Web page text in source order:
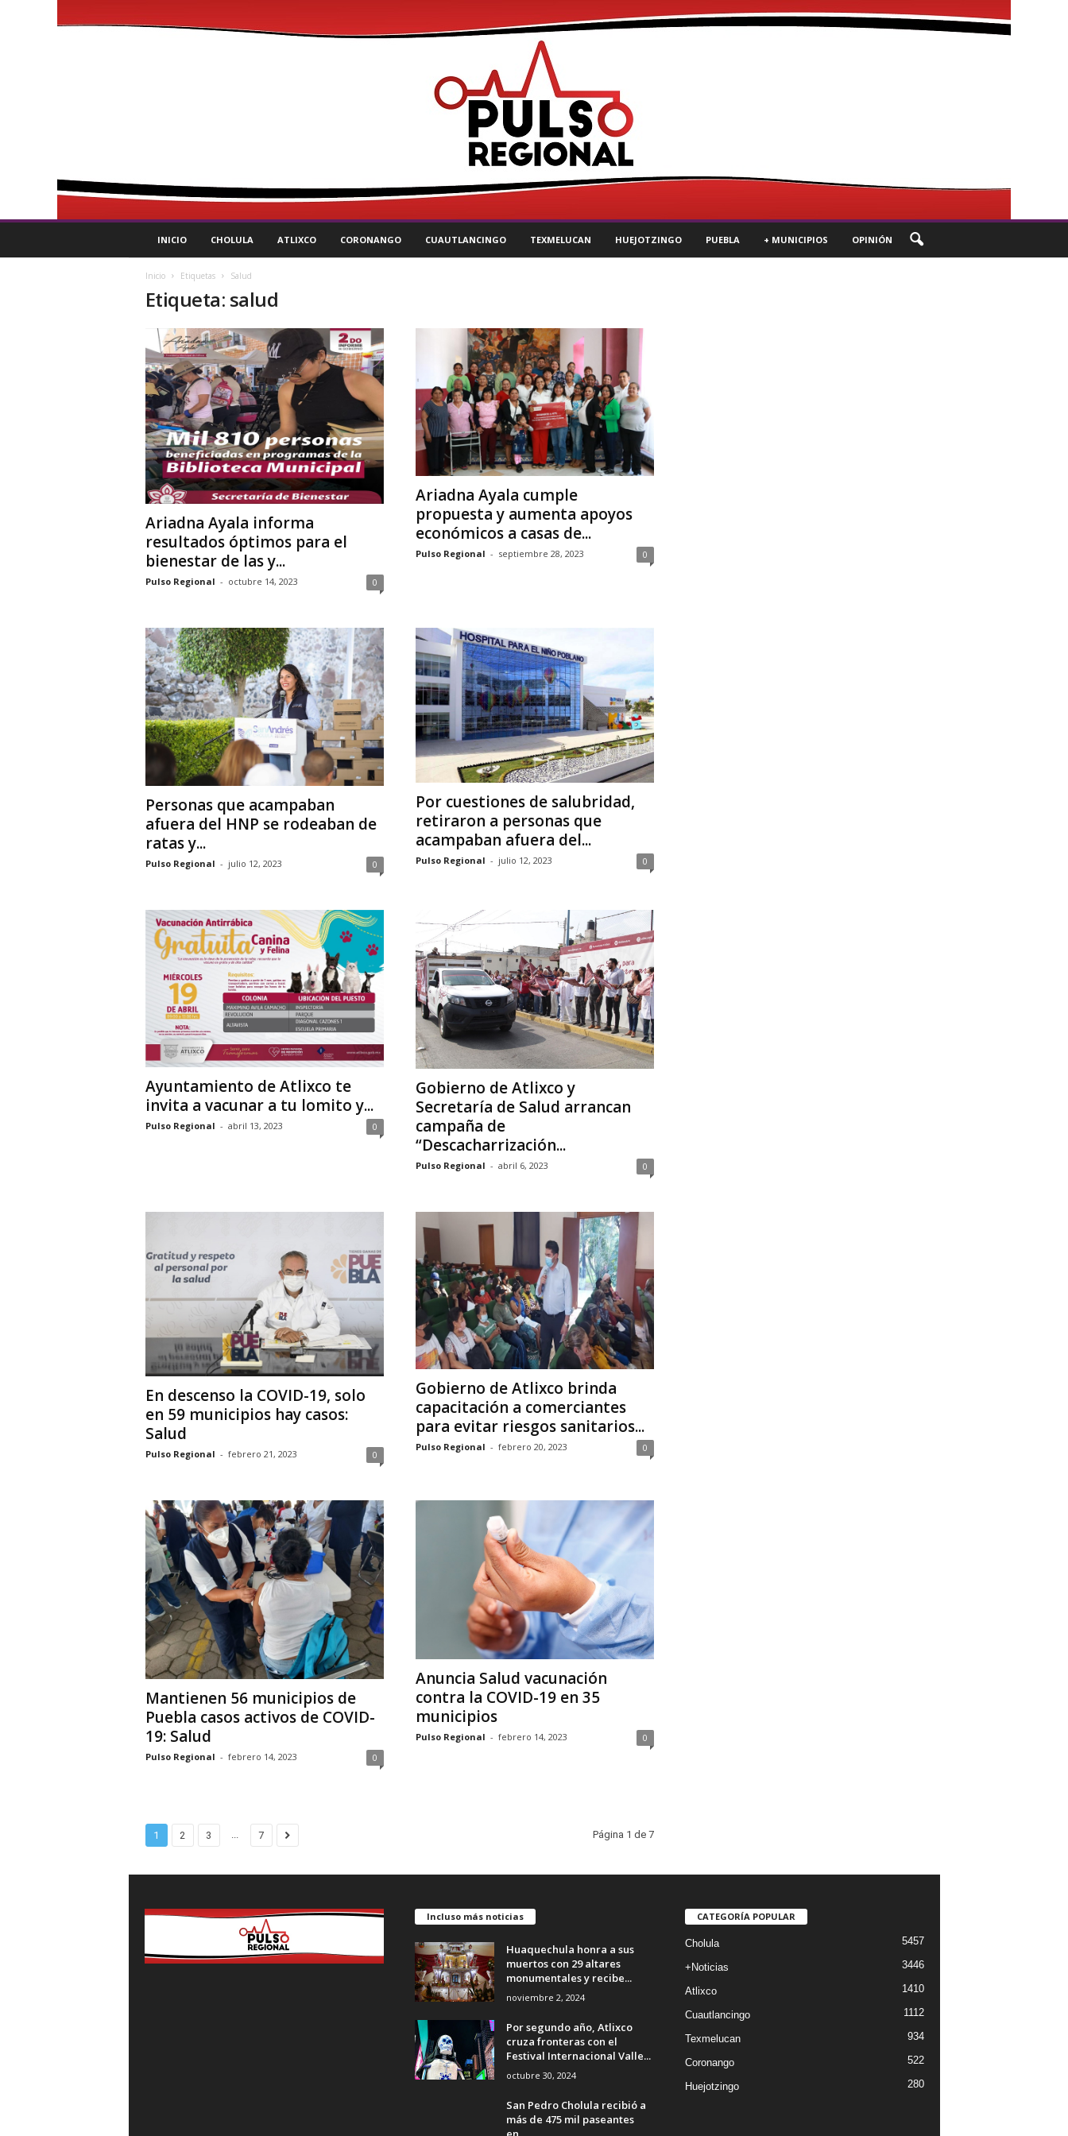
l
INICIO CHOLULA ATLIXCO CORONANGO CUAUTLANCINGO TEXMELUCAN HUEJOTZINGO PUEBLA + MUNICIPIOS OPINIÓN
Inicio Etiquetas Salud
Etiqueta: salud
Ariadna Ayala informa
resultados óptimos para el
bienestar de las y...
Pulso Regional - octubre 14, 2023 0
Ariadna Ayala cumple
propuesta y aumenta apoyos
económicos a casas de...
Pulso Regional - septiembre 28, 2023 0
Personas que acampaban
afuera del HNP se rodeaban de
ratas y...
Pulso Regional - julio 12, 2023 0
Por cuestiones de salubridad,
retiraron a personas que
acampaban afuera del...
Pulso Regional - julio 12, 2023 0
Ayuntamiento de Atlixco te
invita a vacunar a tu lomito y...
Pulso Regional - abril 13, 2023 0
Gobierno de Atlixco y
Secretaría de Salud arrancan
campaña de
“Descacharrización...
Pulso Regional - abril 6, 2023 0
En descenso la COVID-19, solo
en 59 municipios hay casos:
Salud
Pulso Regional - febrero 21, 2023 0
Gobierno de Atlixco brinda
capacitación a comerciantes
para evitar riesgos sanitarios...
Pulso Regional - febrero 20, 2023 0
Mantienen 56 municipios de
Puebla casos activos de COVID-
19: Salud
Pulso Regional - febrero 14, 2023 0
Anuncia Salud vacunación
contra la COVID-19 en 35
municipios
Pulso Regional - febrero 14, 2023 0
1 2 3 ... 7 Página 1 de 7
Incluso más noticias
Huaquechula honra a sus
muertos con 29 altares
monumentales y recibe...
noviembre 2, 2024
Por segundo año, Atlixco
cruza fronteras con el
Festival Internacional Valle...
octubre 30, 2024
San Pedro Cholula recibió a
más de 475 mil paseantes
CATEGORÍA POPULAR
Cholula 5457
+Noticias 3446
Atlixco 1410
Cuautlancingo 1112
Texmelucan 934
Coronango 522
Huejotzingo 280